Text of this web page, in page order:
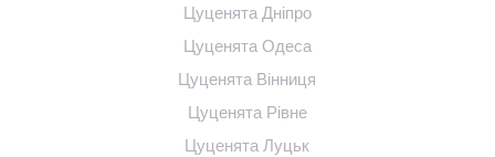
Цуценята Дніпро
Цуценята Одеса
Цуценята Вінниця
Цуценята Рівне
Цуценята Луцьк